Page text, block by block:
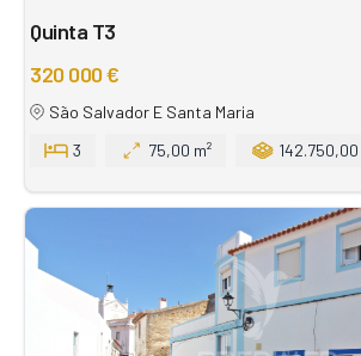
Quinta T3
320 000 €
São Salvador E Santa Maria
3
75,00 m² 142.750,00